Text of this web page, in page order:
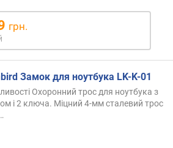
грн.
Замок для ноутбука LK-K-01
Охоронний трос для ноутбука з
і 2 ключа. Міцний 4-мм сталевий трос